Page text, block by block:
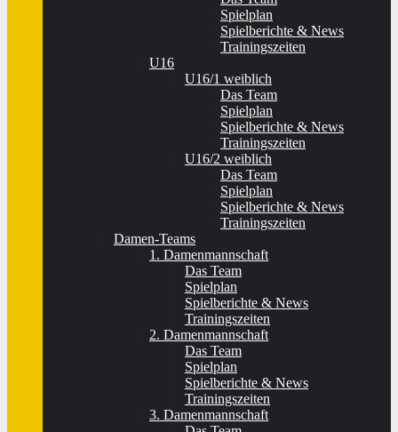
Spielplan
Spielberichte & News
Trainingszeiten
U16
U16/1 weiblich
Das Team
Spielplan
Spielberichte & News
Trainingszeiten
U16/2 weiblich
Das Team
Spielplan
Spielberichte & News
Trainingszeiten
Damen-Teams
1. Damenmannschaft
Das Team
Spielplan
Spielberichte & News
Trainingszeiten
2. Damenmannschaft
Das Team
Spielplan
Spielberichte & News
Trainingszeiten
3. Damenmannschaft